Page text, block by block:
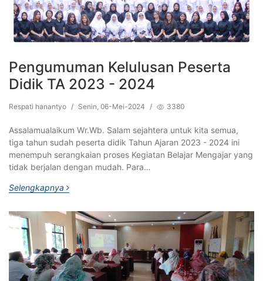
Pengumuman Kelulusan Peserta
Didik TA 2023 - 2024
Respati hanantyo / Senin, 06-Mei-2024 / 3380
Assalamualaikum Wr.Wb. Salam sejahtera untuk kita semua,
tiga tahun sudah peserta didik Tahun Ajaran 2023 - 2024 ini
menempuh serangkaian proses Kegiatan Belajar Mengajar yang
tidak berjalan dengan mudah. Para…
Selengkapnya